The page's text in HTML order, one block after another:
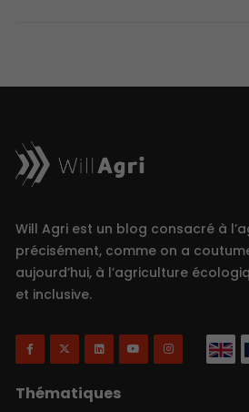
Will Agri est un blog consacré à
précisément, comme on a
aujourd’hui, à l’agriculture
et inclusive.
Thématiques